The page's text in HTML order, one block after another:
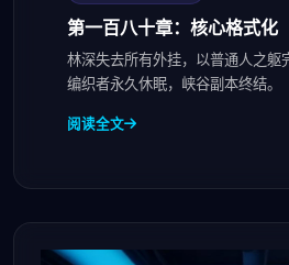
第一百八十章：核心格式化
林深失去所有外挂，以普通人之躯
编织者永久休眠，峡谷副本终结。
阅读全文